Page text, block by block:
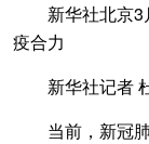
新华社北京3
疫合力
新华社记者
当前，新冠肺